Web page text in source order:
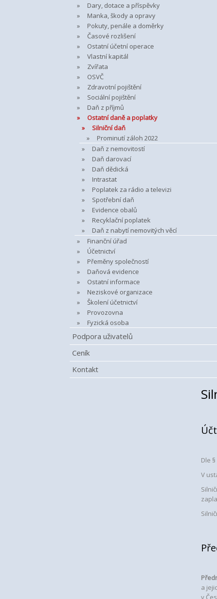
Dary, dotace a příspěvky
Manka, škody a opravy
Pokuty, penále a doměrky
Časové rozlišení
Ostatní účetní operace
Vlastní kapitál
Zvířata
OSVČ
Zdravotní pojištění
Sociální pojištění
Daň z příjmů
Ostatní daně a poplatky
Silniční daň
Prominutí záloh 2022
Daň z nemovitostí
Daň darovací
Daň dědická
Intrastat
Poplatek za rádio a televizi
Spotřební daň
Evidence obalů
Recyklační poplatek
Daň z nabytí nemovitých věcí
Finanční úřad
Účetnictví
Přeměny společností
Daňová evidence
Ostatní informace
Neziskové organizace
Školení účetnictví
Provozovna
Fyzická osoba
Podpora uživatelů
Ceník
Kontakt
Dle
V
a
v